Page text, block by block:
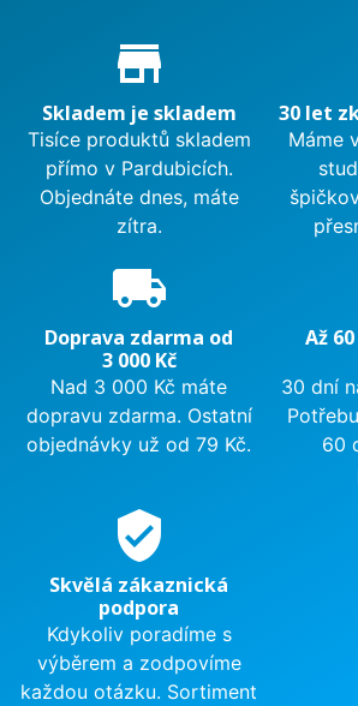
Proč nakupovat u nás?
store_mall_directory
Skladem je skladem
Tisíce produktů skladem
přímo v Pardubicích.
Objednáte dnes, máte
zítra.
30 let
Máme
local_shipping
Doprava zdarma od
3 000 Kč
Nad 3 000 Kč máte
dopravu zdarma. Ostatní
objednávky už od 79 Kč.
Až
30 dní
60
verified_user
Skvělá zákaznická
podpora
Kdykoliv poradíme s
výběrem a zodpovíme
každou otázku. Sortiment